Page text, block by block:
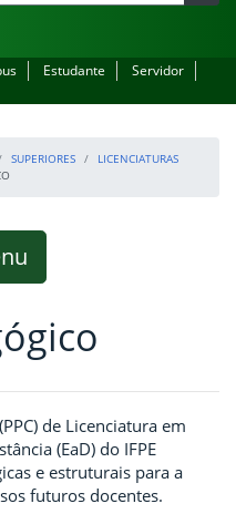
Estudante
Servidor
SUPERIORES
LICENCIATURAS
de Licenciatura em
(EaD) do IFPE
e estruturais para a
futuros docentes.